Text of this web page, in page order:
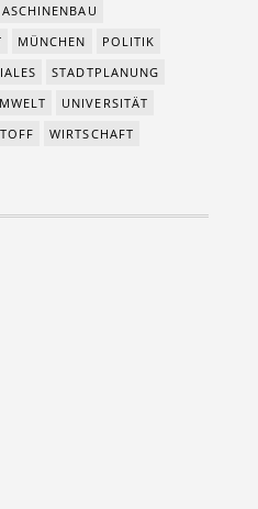
MÜNCHEN
POLITIK
STADTPLANUNG
UNIVERSITÄT
WIRTSCHAFT